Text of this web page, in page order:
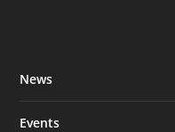
News
Events